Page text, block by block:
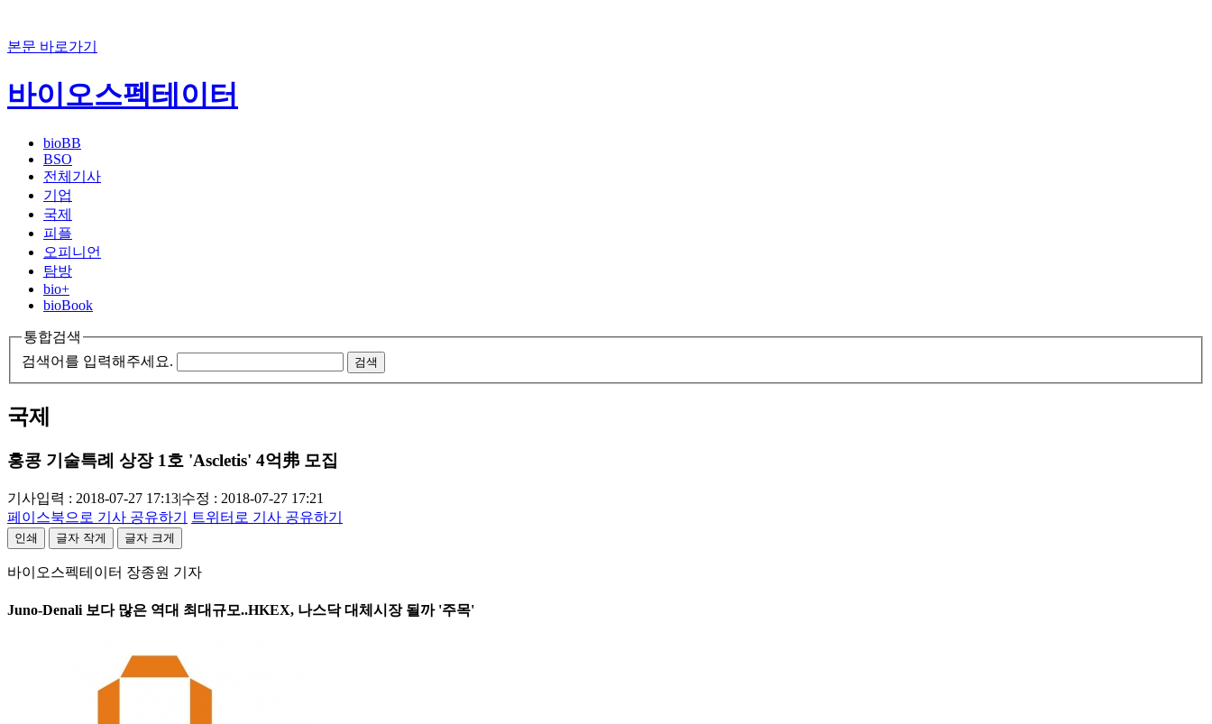
본문 바로가기
바이오스펙테이터
bioBB
BSO
전체기사
기업
국제
피플
오피니언
탐방
bio+
bioBook
통합검색
검색어를 입력해주세요.
검색
국제
홍콩 기술특례 상장 1호 'Ascletis' 4억弗 모집
기사입력 : 2018-07-27 17:13|수정 : 2018-07-27 17:21
페이스북으로 기사 공유하기
트위터로 기사 공유하기
인쇄 글자 작게 글자 크게
바이오스펙테이터 장종원 기자
Juno-Denali 보다 많은 역대 최대규모..HKEX, 나스닥 대체시장 될까 '주목'